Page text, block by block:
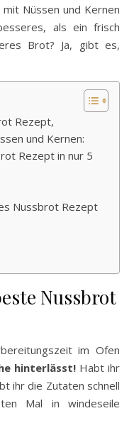
Nüssen und Kernen
als ein frisch
Brot? Ja, gibt es,
Rezept,
und Kernen:
Rezept in nur 5
Nussbrot Rezept
Nussbrot
im Ofen
hinterlässt! Habt ihr
ihr die Zutaten schnell
Mal in windeseile